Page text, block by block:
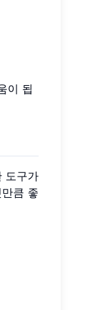
이 됩
도구가
큼 좋